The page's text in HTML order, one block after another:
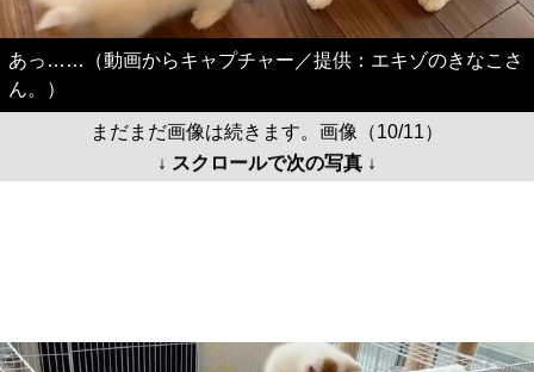
あっ……（動画からキャプチャー／提供：エキゾのきなこさ
ん。）
まだまだ画像は続きます。画像（10/11）
↓ スクロールで次の写真 ↓